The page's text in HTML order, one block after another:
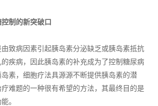
制的新突破口
致病因素引起胰岛素分泌缺乏或胰岛素抵抗
疾病，因此胰岛素的补充成为了控制糖尿病
素，细胞疗法具源源不断提供胰岛素的潜
难题的一种很有希望的方法，其最终目的是
。